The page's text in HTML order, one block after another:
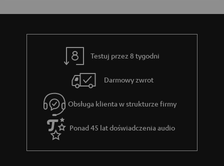
Testuj przez 8 tygodni
Darmowy zwrot
Obsługa klienta w strukturze firmy
Ponad 45 lat doświadczenia audio